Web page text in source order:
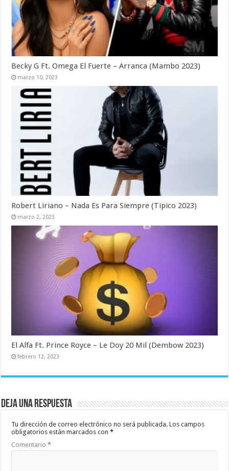
Becky G Ft. Omega El Fuerte – Arranca (Mambo 2023)
marzo 10, 2023
Robert Liriano – Nada Es Para Siempre (Tipico 2023)
marzo 2, 2023
El Alfa Ft. Prince Royce – Le Doy 20 Mil (Dembow 2023)
febrero 12, 2023
Deja una respuesta
Tu dirección de correo electrónico no será publicada. Los campos
obligatorios están marcados con*
Comentario*